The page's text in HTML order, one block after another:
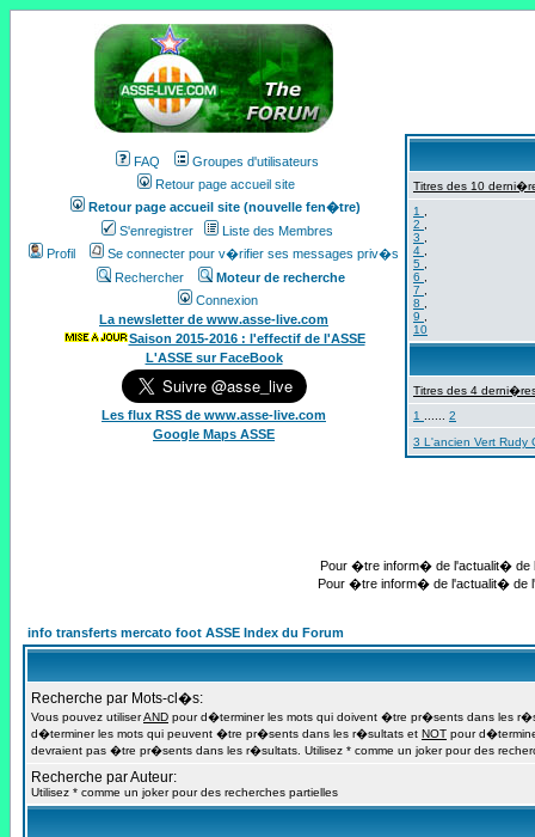
FAQ
Groupes d'utilisateurs
Retour page accueil site
Retour page accueil site (nouvelle fen�tre)
S'enregistrer
Liste des Membres
Profil
Se connecter pour v�rifier ses messages priv�s
Rechercher
Moteur de recherche
Connexion
La newsletter de www.asse-live.com
Saison 2015-2016 : l'effectif de l'ASSE
L'ASSE sur FaceBook
Les flux RSS de www.asse-live.com
Google Maps ASSE
Titres des 10
1
2
3
4
5
6
7
8
9
10
Titres des 4
1
2
3 L'ancien Vert
Pour �tre inform� de l'actualit� de
Pour �tre inform� de l'actualit� de
info transferts mercato foot ASSE Index du Forum
Recherche par Mots-cl�s:
Vous pouvez utiliserAND pour d�terminer les mots qui doivent �tre pr�sents dans les
d�terminer les mots qui peuvent �tre pr�sents dans les r�sultats et NOT pour
devraient pas �tre pr�sents dans les r�sultats. Utilisez * comme un joker pour des
Recherche par Auteur:
Utilisez * comme un joker pour des recherches partielles